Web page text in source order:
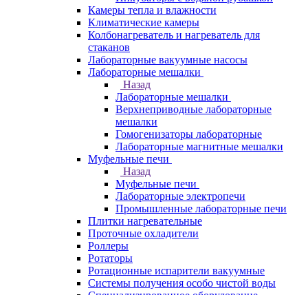
Камеры тепла и влажности
Климатические камеры
Колбонагреватель и нагреватель для
стаканов
Лабораторные вакуумные насосы
Лабораторные мешалки
Назад
Лабораторные мешалки
Верхнеприводные лабораторные
мешалки
Гомогенизаторы лабораторные
Лабораторные магнитные мешалки
Муфельные печи
Назад
Муфельные печи
Лабораторные электропечи
Промышленные лабораторные печи
Плитки нагревательные
Проточные охладители
Роллеры
Ротаторы
Ротационные испарители вакуумные
Системы получения особо чистой воды